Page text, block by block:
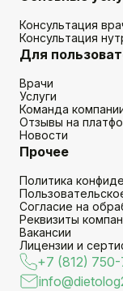
Консультация
Консультация
Для
Врачи
Услуги
Команда
Отзывы на
Новости
Прочее
Политика
Согласие на
Реквизиты
Вакансии
Лицензии и
+7 (812)